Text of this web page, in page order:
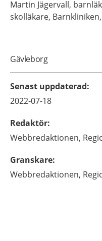
Martin Jägervall,
skolläkare, Barnkliniken,
Gävleborg
Senast uppdaterad:
2022-07-18
Redaktör:
Webbredaktionen,
Granskare:
Webbredaktionen,